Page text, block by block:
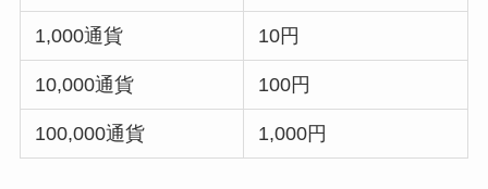
1,000通貨 10円
10,000通貨 100円
100,000通貨 1,000円